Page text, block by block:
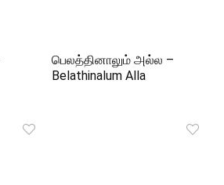
பெலத்தினாலும் அல்ல –
Belathinalum Alla